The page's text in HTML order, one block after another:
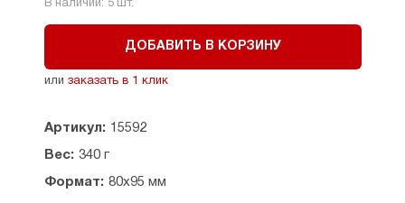
В наличии: 5шт.
ДОБАВИТЬ В КОРЗИНУ
или заказать в 1 клик
Артикул: 15592
Вес: 340 г
Формат: 80х95 мм